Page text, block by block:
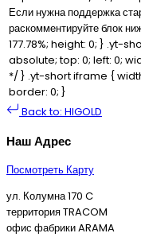
Если нужна поддержка
раскомментируйте блок
177.78%; height: 0; } .yt-
absolute; top: 0; left: 0;
*/ } .yt-short iframe {
border: 0; }
Back to: HIGOLD
Наш Адрес
Посмотреть Карту
ул. Колумна 170 C
территория TRACOM
офис фабрики ARAMA